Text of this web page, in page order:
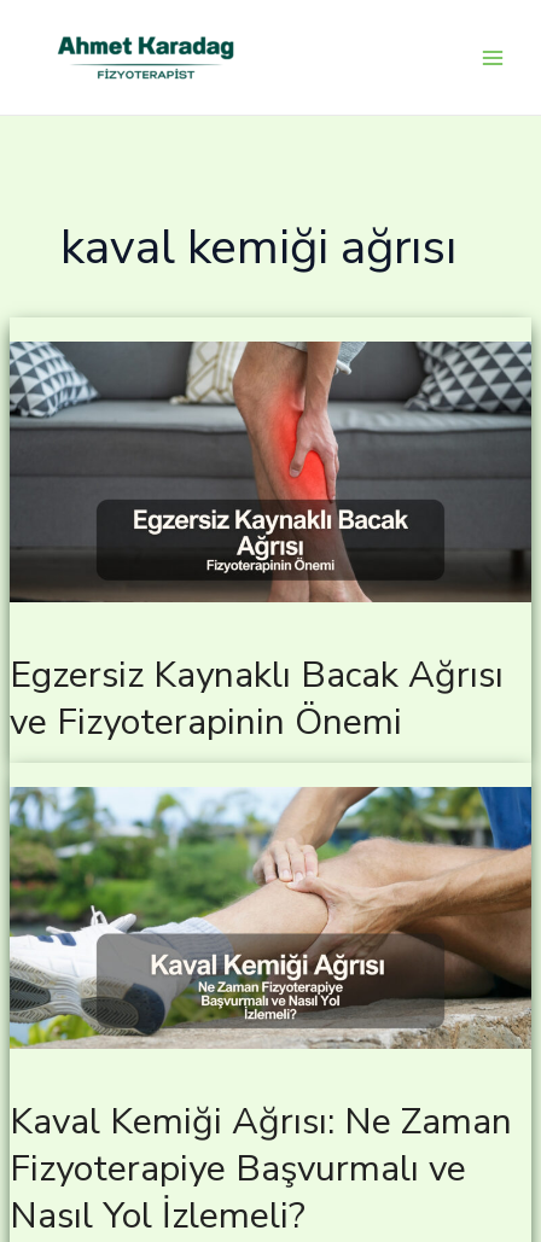
kaval kemiği ağrısı
Egzersiz Kaynaklı Bacak Ağrısı
ve Fizyoterapinin Önemi
Kaval Kemiği Ağrısı: Ne Zaman
Fizyoterapiye Başvurmalı ve
Nasıl Yol İzlemeli?